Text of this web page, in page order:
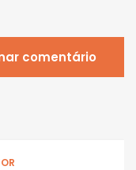
comentário